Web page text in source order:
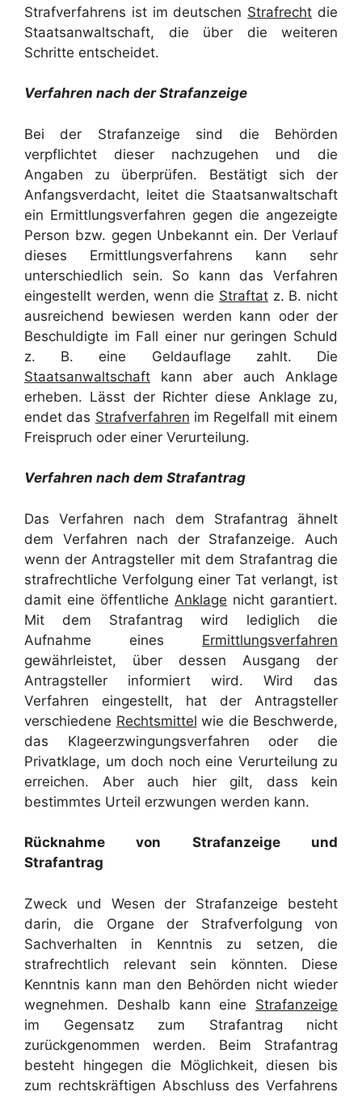
Strafverfahrens ist im deutschen Strafrecht die
Staatsanwaltschaft, die über die weiteren
Schritte entscheidet.
Verfahren nach der Strafanzeige
Bei der Strafanzeige sind die Behörden
verpflichtet dieser nachzugehen und die
Angaben zu überprüfen. Bestätigt sich der
Anfangsverdacht, leitet die Staatsanwaltschaft
ein Ermittlungsverfahren gegen die angezeigte
Person bzw. gegen Unbekannt ein. Der Verlauf
dieses Ermittlungsverfahrens kann sehr
unterschiedlich sein. So kann das Verfahren
eingestellt werden, wenn die Straftatz. B. nicht
ausreichend bewiesen werden kann oder der
Beschuldigte im Fall einer nur geringen Schuld
z. B. eine Geldauflage zahlt. Die
Staatsanwaltschaft kann aber auch Anklage
erheben. Lässt der Richter diese Anklage zu,
endet das Strafverfahren im Regelfall mit einem
Freispruch oder einer Verurteilung.
Verfahren nach dem Strafantrag
Das Verfahren nach dem Strafantrag ähnelt
dem Verfahren nach der Strafanzeige. Auch
wenn der Antragsteller mit dem Strafantrag die
strafrechtliche Verfolgung einer Tat verlangt, ist
damit eine öffentliche Anklage nicht garantiert.
Mit dem Strafantrag wird lediglich die
Aufnahme eines Ermittlungsverfahren
gewährleistet, über dessen Ausgang der
Antragsteller informiert wird. Wird das
Verfahren eingestellt, hat der Antragsteller
verschiedene Rechtsmittel wie die Beschwerde,
das Klageerzwingungsverfahren oder die
Privatklage, um doch noch eine Verurteilung zu
erreichen. Aber auch hier gilt, dass kein
bestimmtes Urteil erzwungen werden kann.
Rücknahme von Strafanzeige und
Strafantrag
Zweck und Wesen der Strafanzeige besteht
darin, die Organe der Strafverfolgung von
Sachverhalten in Kenntnis zu setzen, die
strafrechtlich relevant sein könnten. Diese
Kenntnis kann man den Behörden nicht wieder
wegnehmen. Deshalb kann eine Strafanzeige
im Gegensatz zum Strafantrag nicht
zurückgenommen werden. Beim Strafantrag
besteht hingegen die Möglichkeit, diesen bis
zum rechtskräftigen Abschluss des Verfahrens